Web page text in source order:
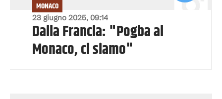
23 giugno 2025, 09:14
MONACO
Dalla Francia: "Pogba al
Monaco, ci siamo"